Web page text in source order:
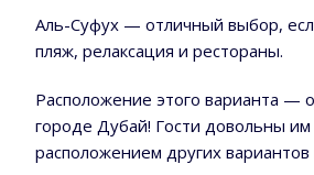
Аль-Суфух — отличный выбор,
пляж, релаксация и рестораны.
Расположение этого варианта —
городе Дубай! Гости довольны
расположением других